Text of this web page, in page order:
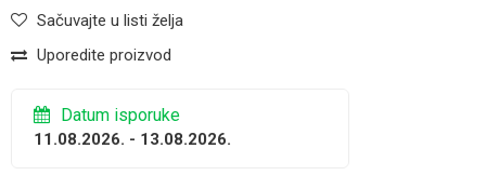
Sačuvajte u listi želja
Uporedite proizvod
Datum isporuke
11.08.2026. - 13.08.2026.